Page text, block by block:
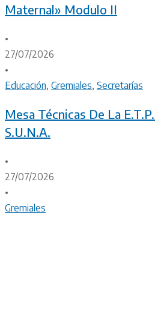
Maternal» Modulo II
•
27/07/2026
•
Educación, Gremiales, Secretarías
Mesa Técnicas De La
S.U.N.A.
•
27/07/2026
•
Gremiales